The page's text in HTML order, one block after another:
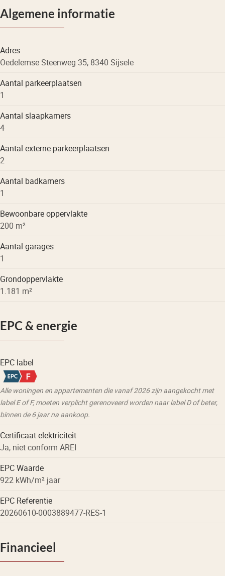
Algemene informatie
Adres
Oedelemse Steenweg 35, 8340 Sijsele
Aantal parkeerplaatsen
1
Aantal slaapkamers
4
Aantal externe parkeerplaatsen
2
Aantal badkamers
1
Bewoonbare oppervlakte
200 m²
Aantal garages
1
Grondoppervlakte
1.181 m²
EPC & energie
EPC label
Alle woningen en appartementen die vanaf 2026 zijn aangekocht met
label E of F, moeten verplicht gerenoveerd worden naar label D of beter,
binnen de 6 jaar na aankoop.
Certificaat elektriciteit
Ja, niet conform AREI
EPC Waarde
922 kWh/m² jaar
EPC Referentie
20260610-0003889477-RES-1
Financieel